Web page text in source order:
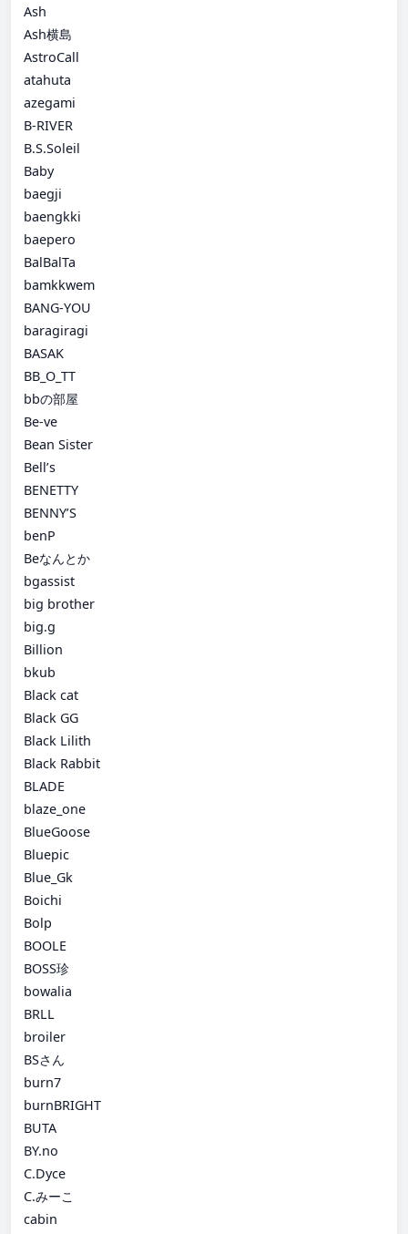
Ash
Ash横島
AstroCall
atahuta
azegami
B-RIVER
B.S.Soleil
Baby
baegji
baengkki
baepero
BalBalTa
bamkkwem
BANG-YOU
baragiragi
BASAK
BB_O_TT
bbの部屋
Be-ve
Bean Sister
Bell’s
BENETTY
BENNY’S
benP
Beなんとか
bgassist
big brother
big.g
Billion
bkub
Black cat
Black GG
Black Lilith
Black Rabbit
BLADE
blaze_one
BlueGoose
Bluepic
Blue_Gk
Boichi
Bolp
BOOLE
BOSS珍
bowalia
BRLL
broiler
BSさん
burn7
burnBRIGHT
BUTA
BY.no
C.Dyce
C.みーこ
cabin